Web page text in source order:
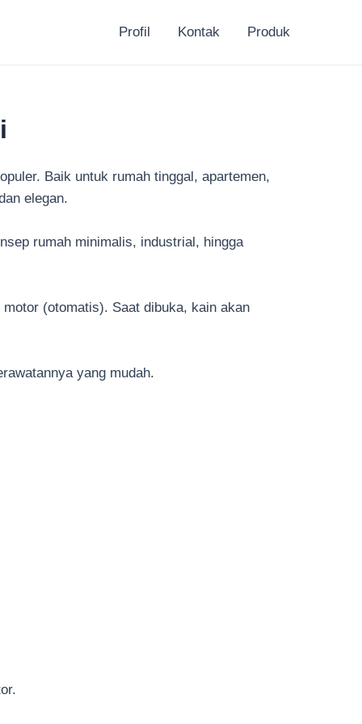
Profil Kontak Produk
Baik untuk rumah tinggal, apartemen,
elegan.
rumah minimalis, industrial, hingga
(otomatis). Saat dibuka, kain akan
yang mudah.